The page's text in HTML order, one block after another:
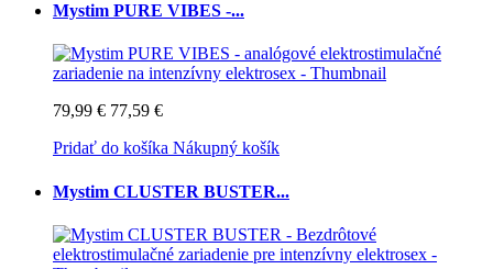
Mystim PURE VIBES -...
79,99 € 77,59 €
Pridať do košíka Nákupný košík
Mystim CLUSTER BUSTER...